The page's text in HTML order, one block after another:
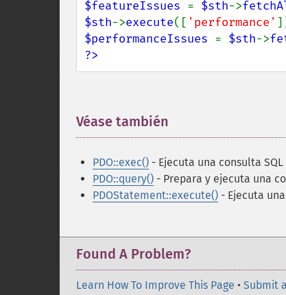
$featureIssues = $sth->
$sth->execute([ 'performance'
$performanceIssues = $sth->
?>
Véase también
PDO::exec() - Ejecuta una consulta
PDO::query() - Prepara y ejecuta una
PDOStatement::execute() - Ejecuta
Found A Problem?
Learn How To Improve This Page • Submit